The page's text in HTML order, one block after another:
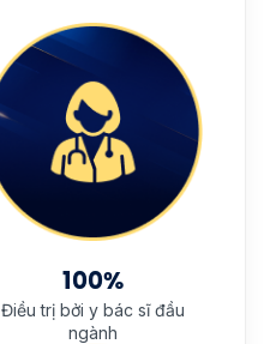
100%
Điều trị bởi y bác sĩ đầu
ngành